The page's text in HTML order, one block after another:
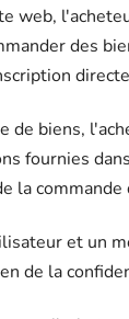
web,
des
de biens,
fournies
et un
de la